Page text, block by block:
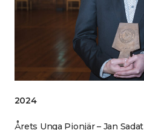
2024
Årets Unga Pionjär – Jan Sadat